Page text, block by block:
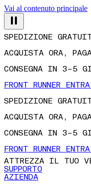
Vai al contenuto principale
SPEDIZIONE
ACQUISTA ORA,
CONSEGNA IN 3–5
FRONT RUNNER
SPEDIZIONE
ACQUISTA ORA,
CONSEGNA IN 3–5
FRONT RUNNER
ATTREZZA IL TUO
SUPPORTO
AZIENDA